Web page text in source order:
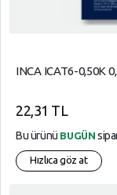
INCA ICAT6-0,50K
22,31 TL
Bu ürünü BUGÜN
Hızlıca göz at